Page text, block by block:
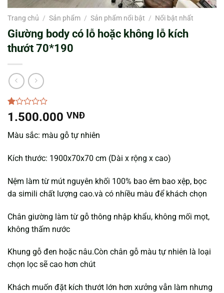
Trang chủ / Sản phẩm / Sản phẩm nổi bật / Nổi bật nhất
Giường body có lỗ hoặc không lỗ kích
thướt 70*190
1.00
trên
dựa
1
đánh
giá
1.500.000 VNĐ
Màu sắc: màu gỗ tự nhiên
Kích thước: 1900x70x70 cm (Dài x rộng x cao)
Nệm làm từ mút nguyên khối 100% bao êm bao xệp, bọc
da simili chất lượng cao.và có nhiều màu để khách chọn
Chân giường làm từ gỗ thông nhập khẩu, không mối mọt,
không thấm nước
Khung gỗ đen hoặc nâu.Còn chân gỗ màu tự nhiên là loại
chọn lọc sẽ cao hơn chút
Khách muốn đặt kích thướt lớn hơn xưởng vẫn làm nhưng